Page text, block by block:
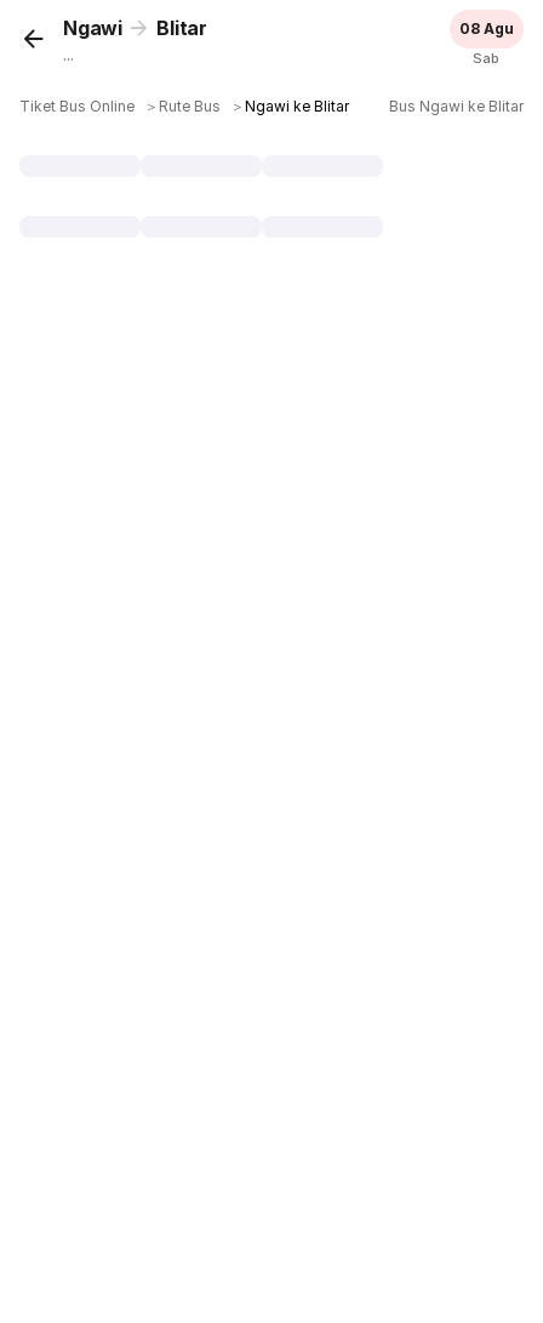
Ngawi Blitar
...
08 Agu
Sab
Tiket Bus Online ＞ Rute Bus ＞Ngawi ke Blitar Bus Ngawi ke Blitar